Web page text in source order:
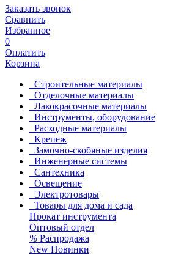
Заказать звонок
Сравнить
Избранное
0
Оплатить
Корзина
Строительные материалы
Отделочные материалы
Лакокрасочные материалы
Инструменты, оборудование
Расходные материалы
Крепеж
Замочно-скобяные изделия
Инженерные системы
Сантехника
Освещение
Электротовары
Товары для дома и сада
Прокат инструмента
Оптовый отдел
% Распродажа
New Новинки